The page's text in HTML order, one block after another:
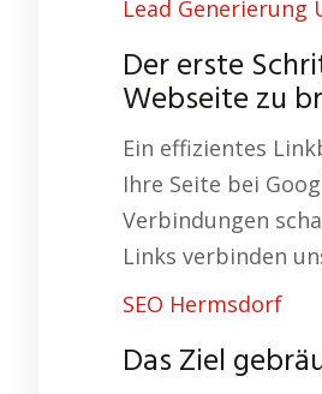
Lead Generierung
Der erste
Webseite zu
Ein effizientes
Ihre Seite bei
Verbindungen
Links verbinden
SEO Hermsdorf
Das Ziel